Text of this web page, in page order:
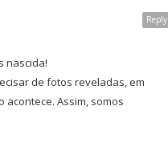
Reply
nascida!
de fotos reveladas, em
acontece. Assim, somos